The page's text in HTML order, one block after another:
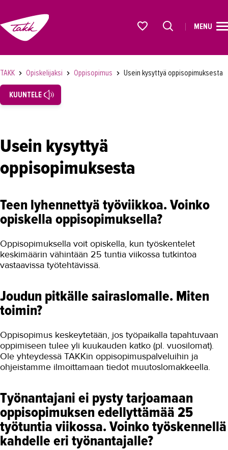
OPISKELIJAKSI
Hakeminen opiskelijaksi
Oppisopimus
Oppisopimuskoulutus opiskelijalle
Yrittäjän oppisopimus
Oppisopimus työnantajalle
Oppisopimusopiskelijan lomakkeet
Usein kysyttyä oppisopimuksesta
Usein kysytyt kysymykset TAKKissa
opiskelusta
YRITYKSILLE
TAKK
AJANKOHTAISTA
OMA TAKK
MENU
TAKK Opiskelijaksi Oppisopimus Usein kysyttyä oppisopimuksesta
KUUNTELE
Usein kysyttyä
oppisopimuksesta
Teen lyhennettyä työviikkoa. Voinko
opiskella oppisopimuksella?
Oppisopimuksella voit opiskella, kun työskentelet
keskimäärin vähintään 25 tuntia viikossa tutkintoa
vastaavissa työtehtävissä.
Joudun pitkälle sairaslomalle. Miten
toimin?
Oppisopimus keskeytetään, jos työpaikalla tapahtuvaan
oppimiseen tulee yli kuukauden katko (pl. vuosilomat).
Ole yhteydessä TAKKin oppisopimuspalveluihin ja
ohjeistamme ilmoittamaan tiedot muutoslomakkeella.
Työnantajani ei pysty tarjoamaan
oppisopimuksen edellyttämää 25
työtuntia viikossa. Voinko työskennellä
kahdelle eri työnantajalle?